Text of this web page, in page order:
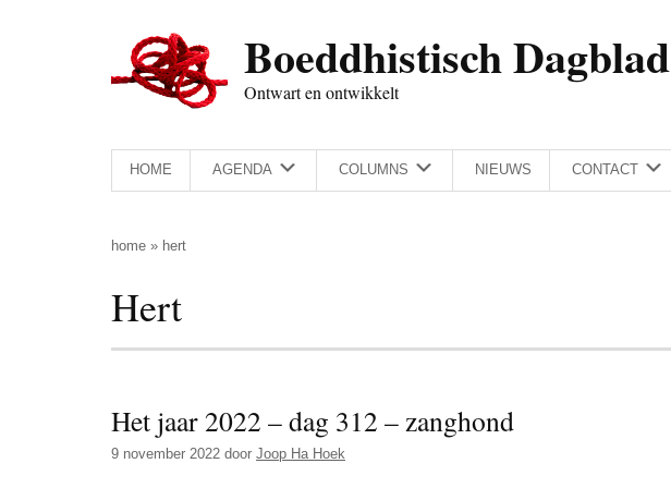
Boeddhistisch Dagblad
Ontwart en ontwikkelt
HOME AGENDA COLUMNS NIEUWS CONTACT
home » hert
Hert
Het jaar 2022 – dag 312 – zanghond
9 november 2022 door Joop Ha Hoek